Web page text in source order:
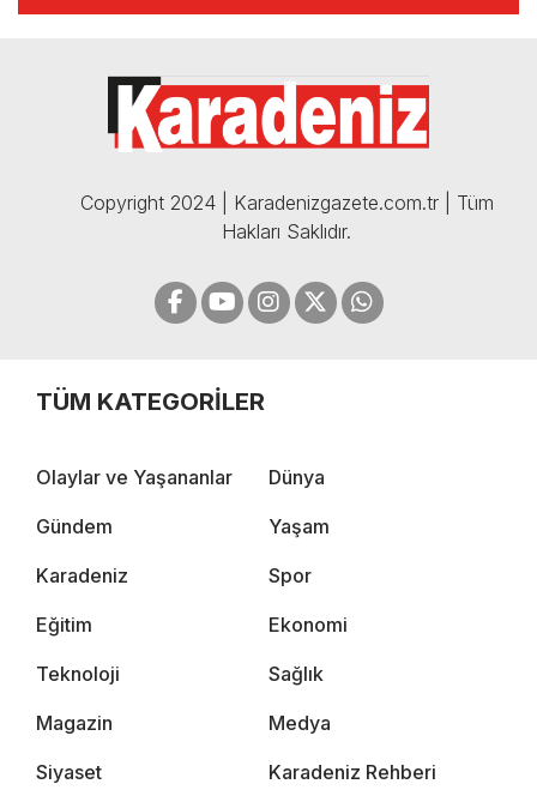
🔴🔵KARADENİZ FIRTINASI |
05.12.2024
Copyright 2024 | Karadenizgazete.com.tr | Tüm
Hakları Saklıdır.
TÜM KATEGORİLER
Olaylar ve Yaşananlar Dünya
Gündem Yaşam
Karadeniz Spor
Eğitim Ekonomi
Teknoloji Sağlık
Magazin Medya
Siyaset Karadeniz Rehberi